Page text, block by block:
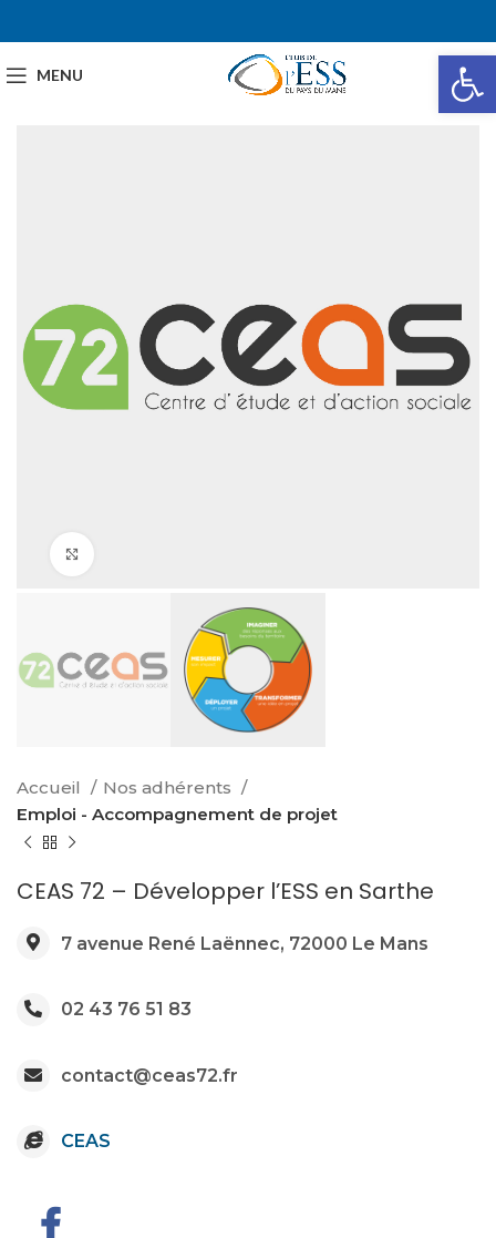
MENU
Accueil
Nos adhérents
Emploi - Accompagnement de projet
CEAS 72 – Développer l’ESS en Sarthe
7 avenue René Laënnec, 72000 Le Mans
02 43 76 51 83
contact@ceas72.fr
CEAS